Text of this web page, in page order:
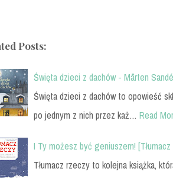
Posts:
Święta dzieci z dachów - Mårten
Święta dzieci z dachów to opowieść
po jednym z nich przez każ… Read
I Ty możesz być geniuszem!
Tłumacz rzeczy to kolejna książka,